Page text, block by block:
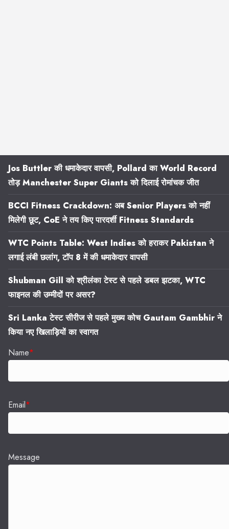
Jos Buttler की धमाकेदार वापसी, Pollard का World Record
तोड़ Manchester Super Giants को दिलाई रोमांचक जीत
BCCI Fitness Crackdown: अब Senior Players को नहीं
मिलेगी छूट, CoE ने तय किए पारदर्शी Fitness Standards
WTC Points Table: West Indies को हराकर Pakistan ने
लगाई लंबी छलांग, टॉप 8 में की धमाकेदार वापसी
Shubman Gill को श्रीलंका टेस्ट से पहले डबल झटका, WTC
फाइनल की उम्मीदों पर असर?
Sri Lanka टेस्ट सीरीज से पहले मुख्य कोच Gautam Gambhir ने
किया नए खिलाड़ियों का स्वागत
Name*
Email*
Message